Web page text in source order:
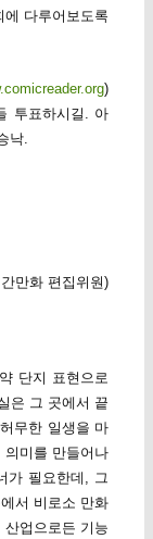
다루어보도록
)
투표하시길. 아
낙.
만화 편집위원)
단지 표현으로
은 그 곳에서 끝
무한 일생을 마
미를 만들어나
가 필요한데, 그
서 비로소 만화
업으로든 기능